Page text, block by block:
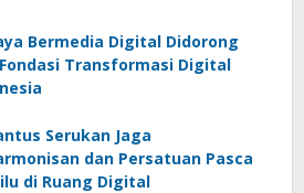
Bermedia Digital Didorong
Fondasi Transformasi Digital
Serukan Jaga
dan Persatuan Pasca
di Ruang Digital